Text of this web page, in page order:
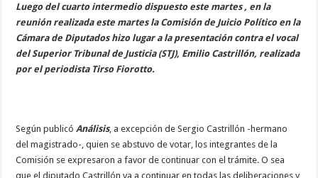
Luego del cuarto intermedio dispuesto este martes , en la
reunión realizada este martes la Comisión de Juicio Político en la
Cámara de Diputados hizo lugar a la presentación contra el vocal
del Superior Tribunal de Justicia (STJ), Emilio Castrillón, realizada
por el periodista Tirso Fiorotto.
Según publicóAnálisis, a excepción de Sergio Castrillón -hermano
del magistrado-, quien se abstuvo de votar, los integrantes de la
Comisión se expresaron a favor de continuar con el trámite. O sea
que el diputado Castrillón va a continuar en todas las deliberaciones y